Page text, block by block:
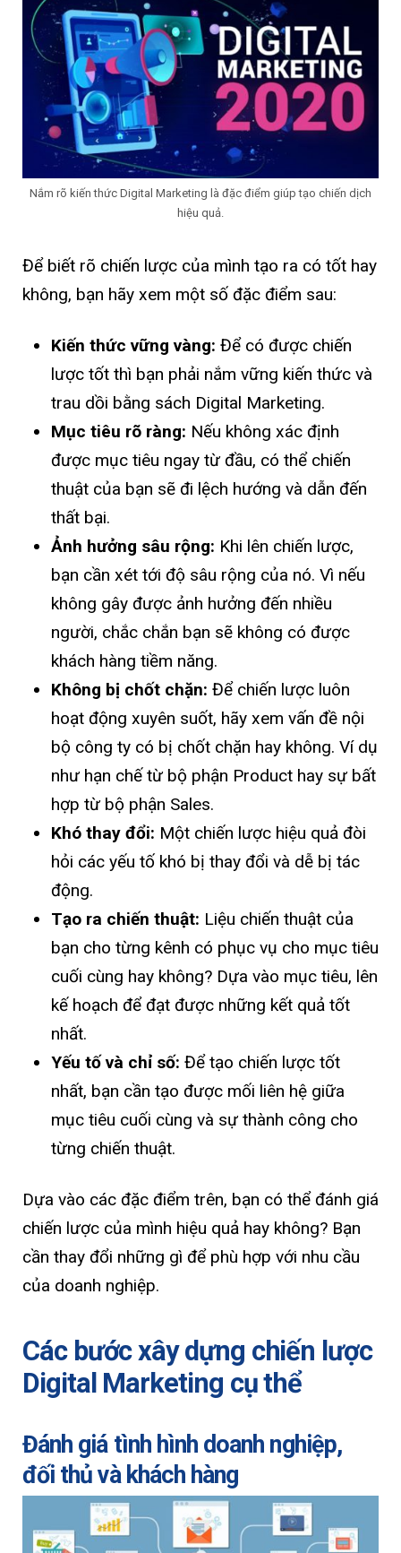
Nắm rõ kiến thức Digital Marketing là đặc điểm giúp tạo chiến dịch
hiệu quả.
Để biết rõ chiến lược của mình tạo ra có tốt hay
không, bạn hãy xem một số đặc điểm sau:
Kiến thức vững vàng: Để có được chiến
lược tốt thì bạn phải nắm vững kiến thức và
trau dồi bằng sách Digital Marketing.
Mục tiêu rõ ràng: Nếu không xác định
được mục tiêu ngay từ đầu, có thể chiến
thuật của bạn sẽ đi lệch hướng và dẫn đến
thất bại.
Ảnh hưởng sâu rộng: Khi lên chiến lược,
bạn cần xét tới độ sâu rộng của nó. Vì nếu
không gây được ảnh hưởng đến nhiều
người, chắc chắn bạn sẽ không có được
khách hàng tiềm năng.
Không bị chốt chặn: Để chiến lược luôn
hoạt động xuyên suốt, hãy xem vấn đề nội
bộ công ty có bị chốt chặn hay không. Ví dụ
như hạn chế từ bộ phận Product hay sự bất
hợp từ bộ phận Sales.
Khó thay đổi: Một chiến lược hiệu quả đòi
hỏi các yếu tố khó bị thay đổi và dễ bị tác
động.
Tạo ra chiến thuật: Liệu chiến thuật của
bạn cho từng kênh có phục vụ cho mục tiêu
cuối cùng hay không? Dựa vào mục tiêu, lên
kế hoạch để đạt được những kết quả tốt
nhất.
Yếu tố và chỉ số: Để tạo chiến lược tốt
nhất, bạn cần tạo được mối liên hệ giữa
mục tiêu cuối cùng và sự thành công cho
từng chiến thuật.
Dựa vào các đặc điểm trên, bạn có thể đánh giá
chiến lược của mình hiệu quả hay không? Bạn
cần thay đổi những gì để phù hợp với nhu cầu
của doanh nghiệp.
Các bước xây dựng chiến lược
Digital Marketing cụ thể
Đánh giá tình hình doanh nghiệp,
đối thủ và khách hàng